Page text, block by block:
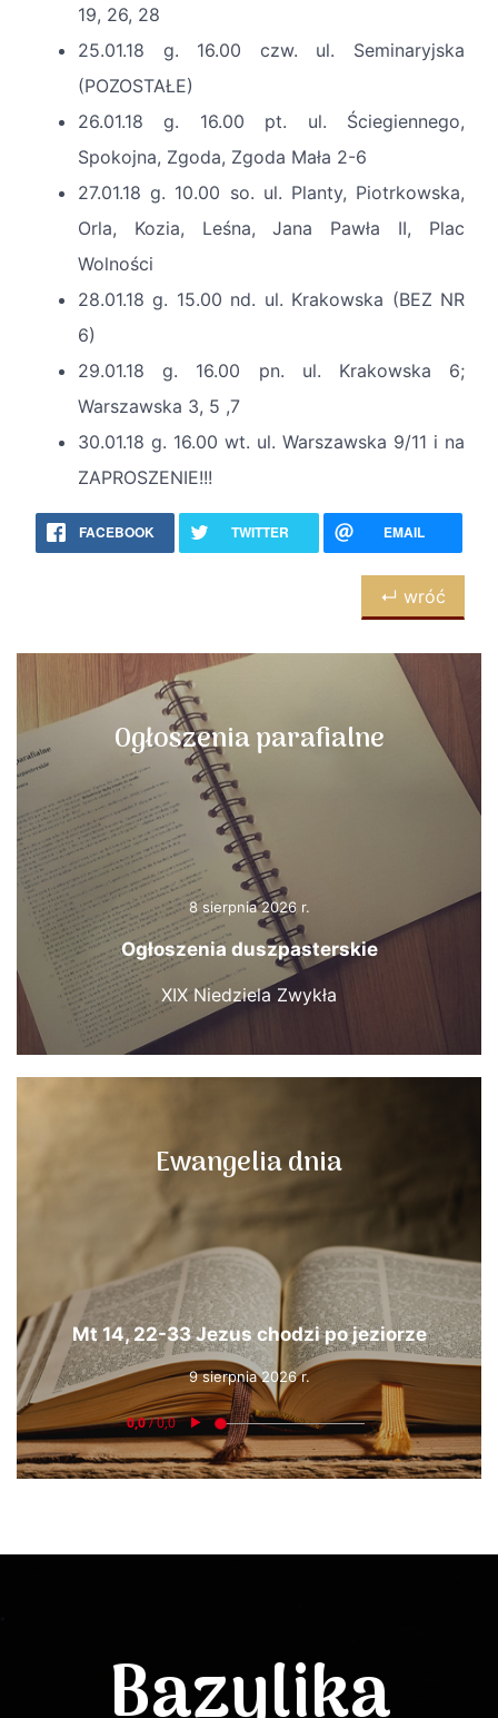
19, 26, 28
25.01.18 g. 16.00 czw. ul. Seminaryjska
(POZOSTAŁE)
26.01.18 g. 16.00 pt. ul. Ściegiennego,
Spokojna, Zgoda, Zgoda Mała 2-6
27.01.18 g. 10.00 so. ul. Planty, Piotrkowska,
Orla, Kozia, Leśna, Jana Pawła II, Plac
Wolności
28.01.18 g. 15.00 nd. ul. Krakowska (BEZ NR
6)
29.01.18 g. 16.00 pn. ul. Krakowska 6;
Warszawska 3, 5 ,7
30.01.18 g. 16.00 wt. ul. Warszawska 9/11 i na
ZAPROSZENIE!!!
FACEBOOK TWITTER EMAIL
↵ wróć
Ogłoszenia parafialne
8 sierpnia 2026 r.
Ogłoszenia duszpasterskie
XIX Niedziela Zwykła
Ewangelia dnia
Mt 14, 22-33 Jezus chodzi po jeziorze
9 sierpnia 2026 r.